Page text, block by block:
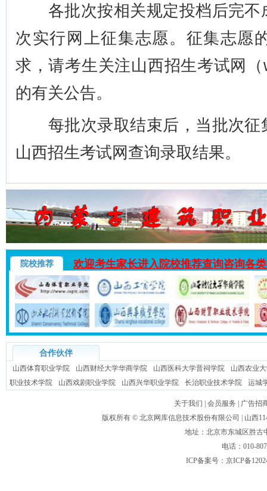
各批次按相关规定投档后完不
次实行网上征集志愿。征集志愿
求，请考生关注山西招生考试网
的有关公告。
每批次录取结束后，当批次征
山西招生考试网查询录取结果。
院校推荐 欢迎考生家长进入院校推荐查询咨询各
合作伙伴
山西体育职业学院 山西财经大学华商学院 山西医科大学晋祠学院
山西农业
职业技术学院
山西戏剧职业学院 山西兴华职业学院 长治职业技术学院 运城
关于我们 会员服务
广告招
版权所有 © 北京网库信息技术股份有限公司
| 山西
地址：北京市东城区胜
电话：010-
ICP备案号： 京ICP备